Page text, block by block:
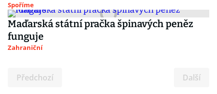
Spoříme
Maďarská státní pračka špinavých peněz
funguje
Zahraniční
Předchozí Další